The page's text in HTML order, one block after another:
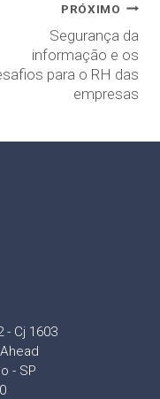
PRÓXIMO
Segurança da
informação e os
para o RH das
empresas
- Cj 1603
- SP